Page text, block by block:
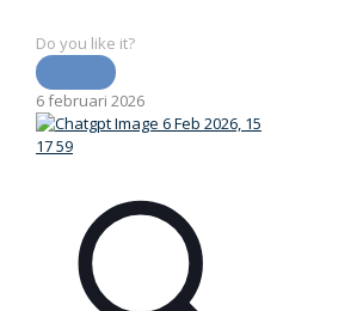
Do you like it?
6 februari 2026